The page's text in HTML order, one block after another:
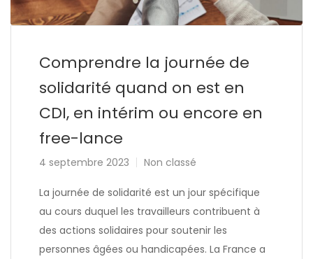
Comprendre la journée de
solidarité quand on est en
CDI, en intérim ou encore en
free-lance
4 septembre 2023 Non classé
La journée de solidarité est un jour spécifique
au cours duquel les travailleurs contribuent à
des actions solidaires pour soutenir les
personnes âgées ou handicapées. La France a